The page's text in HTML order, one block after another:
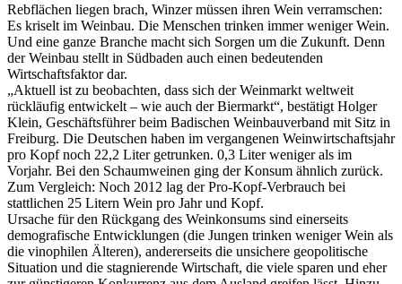
Rebflächen liegen brach, Winzer müssen ihren Wein verramschen:
Es kriselt im Weinbau. Die Menschen trinken immer weniger Wein.
Und eine ganze Branche macht sich Sorgen um die Zukunft. Denn
der Weinbau stellt in Südbaden auch einen bedeutenden
Wirtschaftsfaktor dar.
„Aktuell ist zu beobachten, dass sich der Weinmarkt weltweit
rückläufig entwickelt – wie auch der Biermarkt“, bestätigt Holger
Klein, Geschäftsführer beim Badischen Weinbauverband mit Sitz in
Freiburg. Die Deutschen haben im vergangenen Weinwirtschaftsjahr
pro Kopf noch 22,2 Liter getrunken. 0,3 Liter weniger als im
Vorjahr. Bei den Schaumweinen ging der Konsum ähnlich zurück.
Zum Vergleich: Noch 2012 lag der Pro-Kopf-Verbrauch bei
stattlichen 25 Litern Wein pro Jahr und Kopf.
Ursache für den Rückgang des Weinkonsums sind einerseits
demografische Entwicklungen (die Jungen trinken weniger Wein als
die vinophilen Älteren), andererseits die unsichere geopolitische
Situation und die stagnierende Wirtschaft, die viele sparen und eher